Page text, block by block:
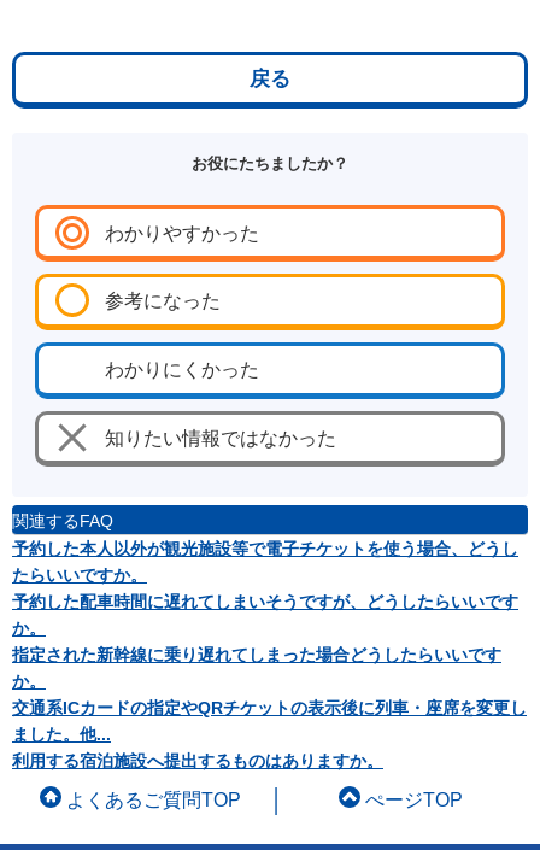
戻る
お役にたちましたか？
わかりやすかった
参考になった
わかりにくかった
知りたい情報ではなかった
関連するFAQ
予約した本人以外が観光施設等で電子チケットを使う場合、どうし
たらいいですか。
予約した配車時間に遅れてしまいそうですが、どうしたらいいです
か。
指定された新幹線に乗り遅れてしまった場合どうしたらいいです
か。
交通系ICカードの指定やQRチケットの表示後に列車・座席を変更し
ました。他...
利用する宿泊施設へ提出するものはありますか。
よくあるご質問TOP ぺージTOP